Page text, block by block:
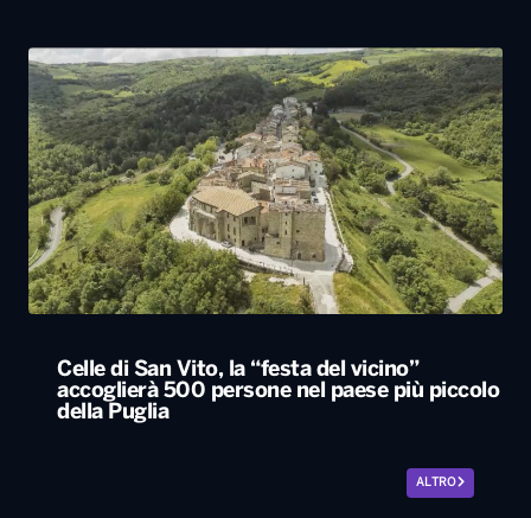
Celle di San Vito, la “festa del vicino”
accoglierà 500 persone nel paese più piccolo
della Puglia
ALTRO